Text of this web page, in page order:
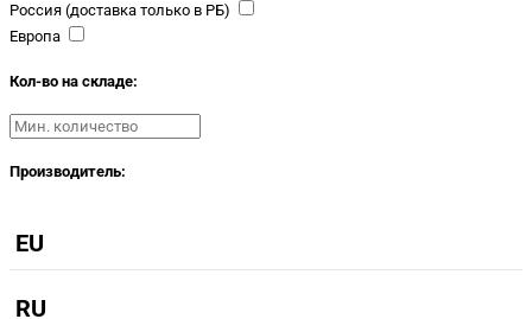
Россия (доставка только в РБ)
Европа
Кол-во на складе:
Производитель:
EU
RU